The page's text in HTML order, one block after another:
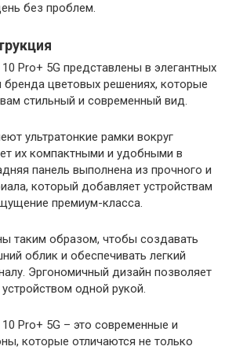
без проблем.
Pro+ 5G представлены в элегантных
бренда цветовых решениях, которые
стильный и современный вид.
ультратонкие рамки вокруг
их компактными и удобными в
панель выполнена из прочного и
который добавляет устройствам
премиум-класса.
таким образом, чтобы создавать
облик и обеспечивать легкий
Эргономичный дизайн позволяет
одной рукой.
Pro+ 5G – это современные и
которые отличаются не только